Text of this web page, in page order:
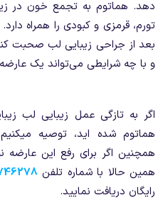
دهد. هماتوم به تجمع خون در
تورم، قرمزی و کبودی را همراه
بعد از جراحی زیبایی لب صحبت
و با چه شرایطی می‌تواند یک عارضه
اگر به تازگی عمل زیبایی لب
هماتوم شده اید، توصیه
همچنین اگر برای رفع این عارضه
همین حالا با شماره تلفن
رایگان دریافت نمایید.